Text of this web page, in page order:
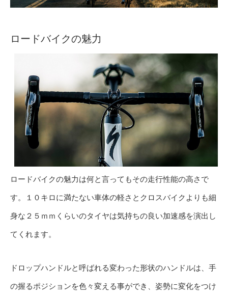
ロードバイクの魅力
ロードバイクの魅力は何と言ってもその走行性能の高さで
す。１０キロに満たない車体の軽さとクロスバイクよりも細
身な２５ｍｍくらいのタイヤは気持ちの良い加速感を演出し
てくれます。
ドロップハンドルと呼ばれる変わった形状のハンドルは、手
の握るポジションを色々変える事ができ、姿勢に変化をつけ